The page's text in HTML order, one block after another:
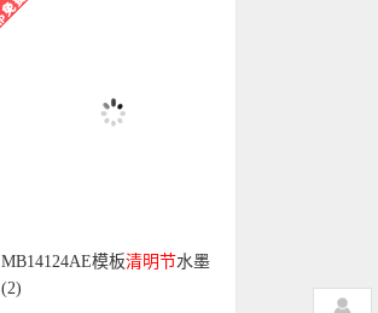
MB14124AE模板清明节水墨
(2)